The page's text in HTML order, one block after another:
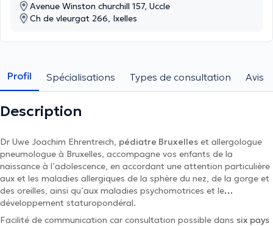
Avenue Winston churchill 157, Uccle
Ch de vleurgat 266, Ixelles
Profil Spécialisations Types de consultation Avis
Description
Dr Uwe Joachim Ehrentreich, pédiatre Bruxelles et allergologue
pneumologue à Bruxelles, accompagne vos enfants de la
naissance à l’adolescence, en accordant une attention particulière
aux et les maladies allergiques de la sphère du nez, de la gorge et
des oreilles, ainsi qu’aux maladies psychomotrices et le
développement staturopondéral.
Facilité de communication car consultation possible dans six pays